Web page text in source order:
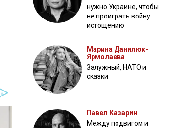
нужно Украине, чтобы
не проиграть войну
истощению
Марина Данилюк-
Ярмолаева
Залужный, НАТО и
сказки
Павел Казарин
Между подвигом и